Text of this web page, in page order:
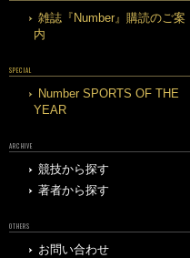
雑誌『Number』購読のご案
内
SPECIAL
Number SPORTS OF THE
YEAR
ARCHIVE
競技から探す
著者から探す
OTHERS
お問い合わせ